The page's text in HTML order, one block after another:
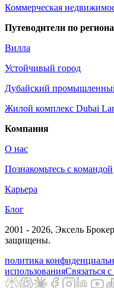
Коммерческая
Путеводители по
Вилла
Устойчивый город
Дубайский
Жилой комплекс Dubai
Компания
О нас
Познакомьтесь с командой
Карьера
Блог
2001 - 2026, Эксель
защищены.
политика
использованияСвязаться